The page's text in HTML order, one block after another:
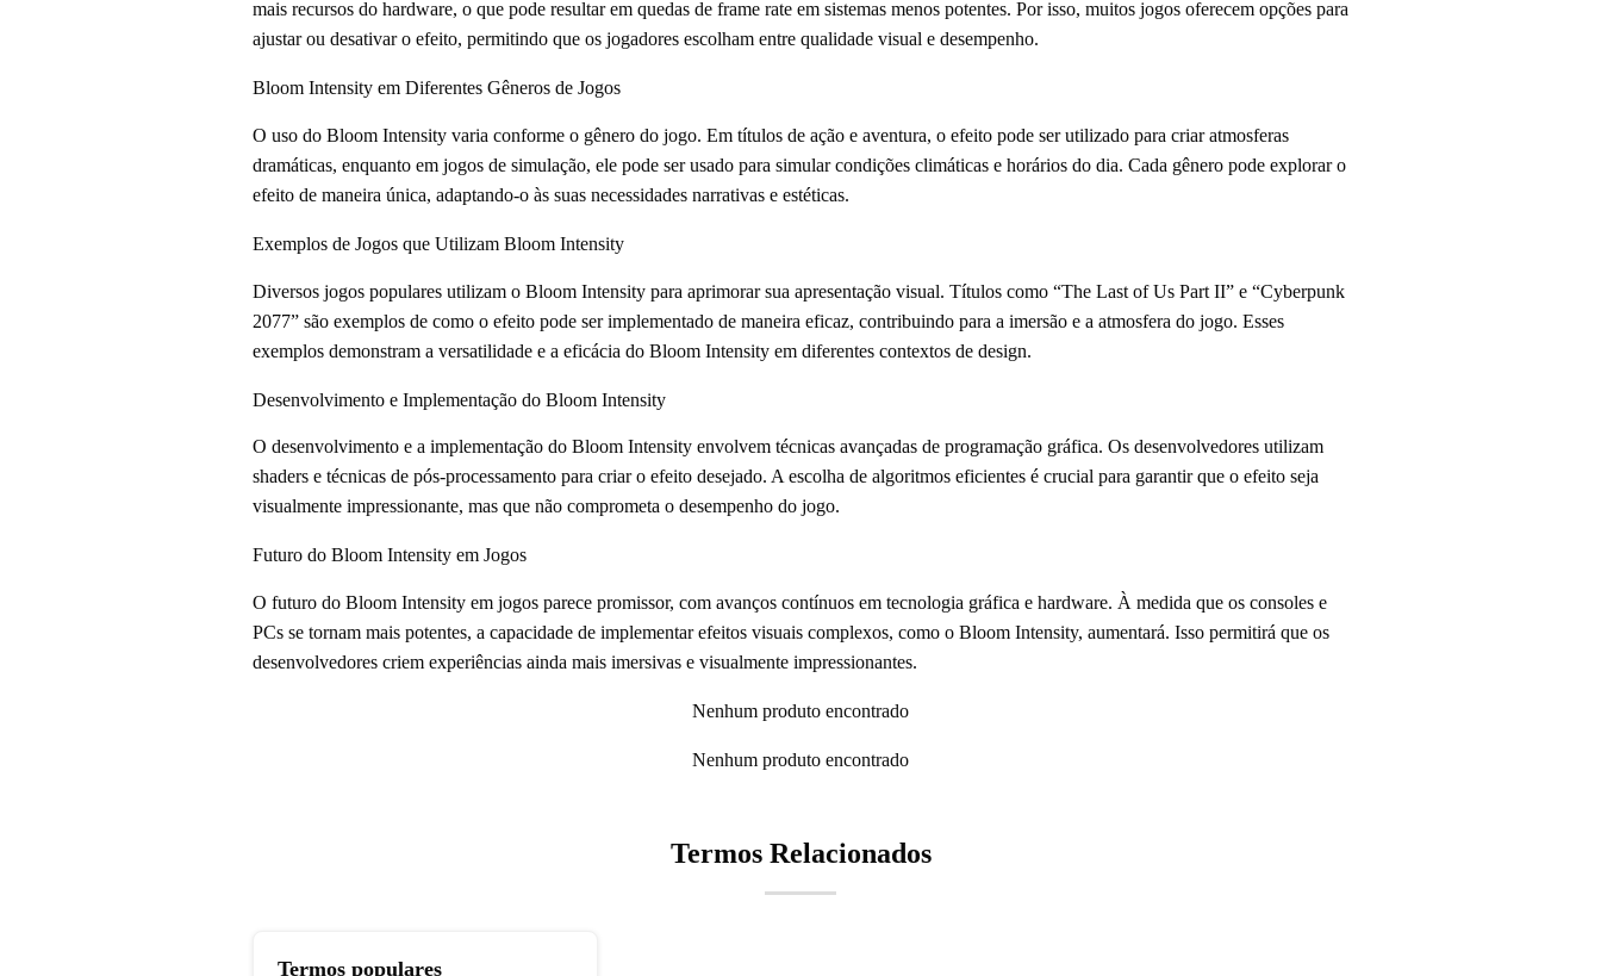
mais recursos do hardware, o que pode resultar em quedas de frame rate em sistemas menos potentes. Por isso, muitos jogos oferecem opções para
ajustar ou desativar o efeito, permitindo que os jogadores escolham entre qualidade visual e desempenho.
Bloom Intensity em Diferentes Gêneros de Jogos
O uso do Bloom Intensity varia conforme o gênero do jogo. Em títulos de ação e aventura, o efeito pode ser utilizado para criar atmosferas
dramáticas, enquanto em jogos de simulação, ele pode ser usado para simular condições climáticas e horários do dia. Cada gênero pode explorar o
efeito de maneira única, adaptando-o às suas necessidades narrativas e estéticas.
Exemplos de Jogos que Utilizam Bloom Intensity
Diversos jogos populares utilizam o Bloom Intensity para aprimorar sua apresentação visual. Títulos como “The Last of Us Part II” e “Cyberpunk
2077” são exemplos de como o efeito pode ser implementado de maneira eficaz, contribuindo para a imersão e a atmosfera do jogo. Esses
exemplos demonstram a versatilidade e a eficácia do Bloom Intensity em diferentes contextos de design.
Desenvolvimento e Implementação do Bloom Intensity
O desenvolvimento e a implementação do Bloom Intensity envolvem técnicas avançadas de programação gráfica. Os desenvolvedores utilizam
shaders e técnicas de pós-processamento para criar o efeito desejado. A escolha de algoritmos eficientes é crucial para garantir que o efeito seja
visualmente impressionante, mas que não comprometa o desempenho do jogo.
Futuro do Bloom Intensity em Jogos
O futuro do Bloom Intensity em jogos parece promissor, com avanços contínuos em tecnologia gráfica e hardware. À medida que os consoles e
PCs se tornam mais potentes, a capacidade de implementar efeitos visuais complexos, como o Bloom Intensity, aumentará. Isso permitirá que os
desenvolvedores criem experiências ainda mais imersivas e visualmente impressionantes.
Nenhum produto encontrado
Nenhum produto encontrado
Termos Relacionados
Termos populares